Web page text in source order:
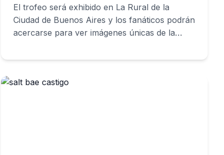
El trofeo será exhibido en La Rural de la
Ciudad de Buenos Aires y los fanáticos podrán
acercarse para ver imágenes únicas de la